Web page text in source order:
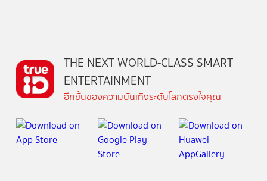
THE NEXT WORLD-CLASS SMART
ENTERTAINMENT
อีกขั้นของความบันเทิงระดับโลกตรงใจคุณ